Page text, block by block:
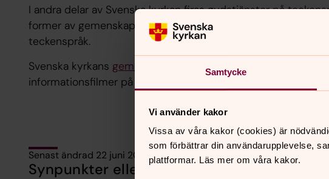
Samtycke
Vi använder kakor
Vissa av våra kakor (cookies) är
som förbättrar din användarupplevelse,
plattformar. Läs mer om våra kakor.
I andra delar av Svenska kyrkan firas gudstjänster på
former av gemenskapsträffar ordnas. Det erbjuds även dop,
teckenspråk.
Svenska kyrkans gemensamma webbsida
har mer
informationsfilmer på
Senast ändrad 22 juni 2021
Synpunkter eller frågor på sidans innehåll?